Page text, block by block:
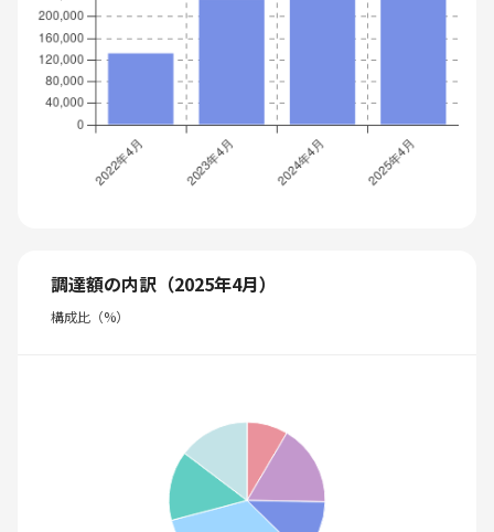
調達額の内訳（2025年4月）
構成比（%）